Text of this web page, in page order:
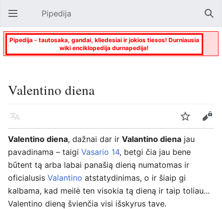
Atverti pagrindinį meniu Pipedija
Pipedija - tautosaka, gandai, kliedesiai ir jokios tiesos! Durniausia
wiki enciklopedija durnapedija!
Valentino diena
Kalba Stebėti
Keisti
Valentino diena, dažnai dar ir Valantino diena jau
pavadinama – taigi Vasario 14, betgi čia jau bene
būtent tą arba labai panašią dieną numatomas ir
oficialusis Valantino atstatydinimas, o ir šiaip gi
kalbama, kad meilė ten visokia tą dieną ir taip toliau...
Valentino dieną švienčia visi išskyrus tave.